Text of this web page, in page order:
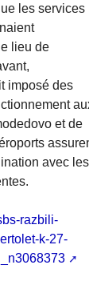
les services
lieu de
imposé des
et de
avec les
razbili-
k-27-